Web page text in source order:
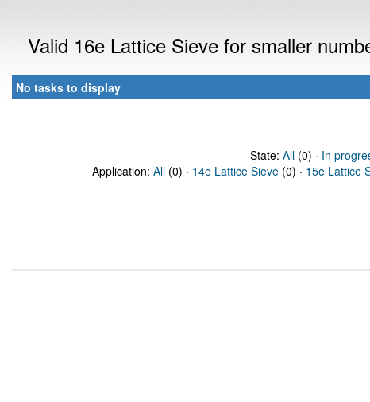
Valid 16e Lattice Sieve for smaller
No tasks to display
State: All(0) · In
Application: All (0) · 14e Lattice Sieve (0) · 15e Lattice